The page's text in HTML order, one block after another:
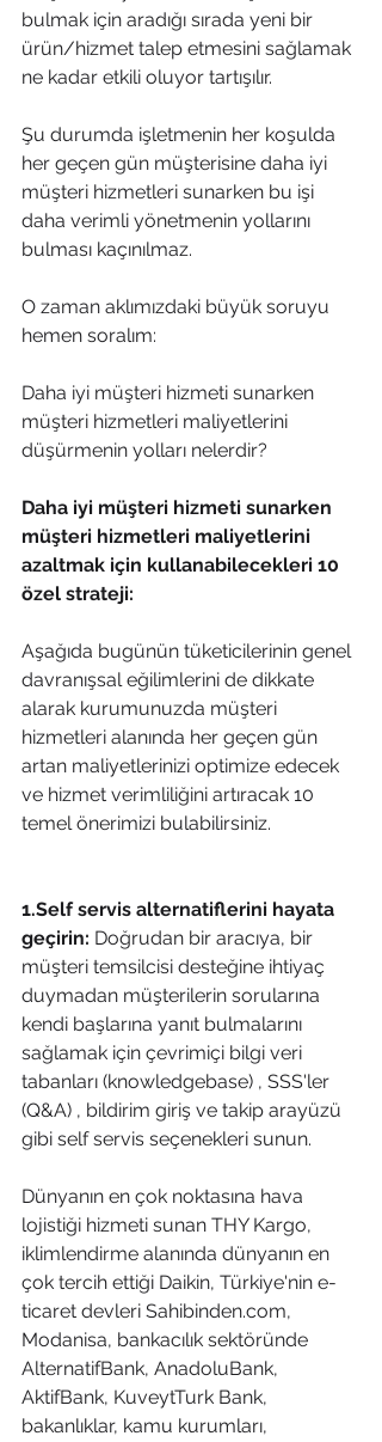
bulmak için aradığı sırada yeni bir
ürün/hizmet talep etmesini sağlamak
ne kadar etkili oluyor tartışılır.
Şu durumda işletmenin her koşulda
her geçen gün müşterisine daha iyi
müşteri hizmetleri sunarken bu işi
daha verimli yönetmenin yollarını
bulması kaçınılmaz.
O zaman aklımızdaki büyük soruyu
hemen soralım:
Daha iyi müşteri hizmeti sunarken
müşteri hizmetleri maliyetlerini
düşürmenin yolları nelerdir?
Daha iyi müşteri hizmeti sunarken
müşteri hizmetleri maliyetlerini
azaltmak için kullanabilecekleri 10
özel strateji:
Aşağıda bugünün tüketicilerinin genel
davranışsal eğilimlerini de dikkate
alarak kurumunuzda müşteri
hizmetleri alanında her geçen gün
artan maliyetlerinizi optimize edecek
ve hizmet verimliliğini artıracak 10
temel önerimizi bulabilirsiniz.
1.Self servis alternatiflerini hayata
geçirin: Doğrudan bir aracıya, bir
müşteri temsilcisi desteğine ihtiyaç
duymadan müşterilerin sorularına
kendi başlarına yanıt bulmalarını
sağlamak için çevrimiçi bilgi veri
tabanları (knowledgebase) , SSS'ler
(Q&A) , bildirim giriş ve takip arayüzü
gibi self servis seçenekleri sunun.
Dünyanın en çok noktasına hava
lojistiği hizmeti sunan THY Kargo,
iklimlendirme alanında dünyanın en
çok tercih ettiği Daikin, Türkiye'nin e-
ticaret devleri Sahibinden.com,
Modanisa, bankacılık sektöründe
AlternatifBank, AnadoluBank,
AktifBank, KuveytTurk Bank,
bakanlıklar, kamu kurumları,